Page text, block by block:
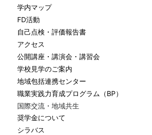
学内マップ
FD活動
自己点検・評価報告書
アクセス
公開講座・講演会・講習会
学校見学のご案内
地域包括連携センター
職業実践力育成プログラム（BP）
国際交流・地域共生
奨学金について
シラバス